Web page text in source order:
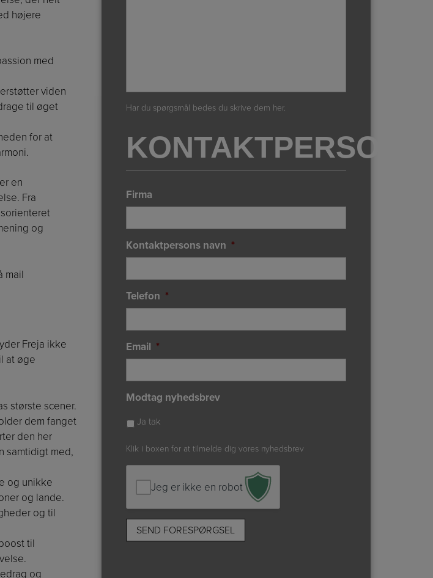
Har du spørgsmål bedes du skrive dem her.
Firma
Kontaktpersons navn *
Telefon *
Email *
Modtag nyhedsbrev
Ja tak
Klik i boxen for at tilmelde dig vores nyhedsbrev
Jeg er ikke en robot
højere
med
viden
til øget
for at
en
Fra
og
mail
Freja ikke
at øge
største scener.
dem fanget
den her
samtidigt med,
og unikke
og lande.
og til
til
og